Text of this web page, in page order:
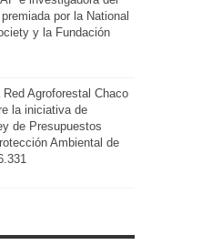
por la National
y la Fundación
Agroforestal Chaco
la iniciativa de
de Presupuestos
Ambiental de